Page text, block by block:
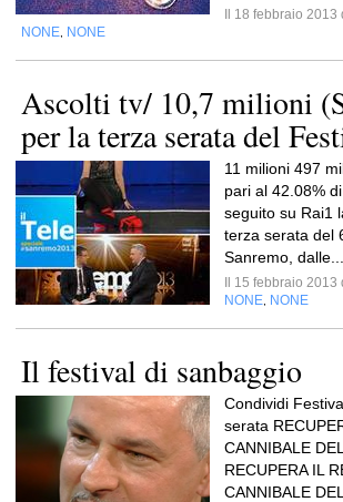
Il 18 febbraio 2013
NONE NONE
Ascolti tv/ 10,7 milioni
per la terza serata del
11 milioni 497
pari al 42.08%
seguito su Rai1
terza serata del
Sanremo, dalle...
Il 15 febbraio 2013
NONE NONE
Il festival di sanbaggio
Condividi
serata
CANNIBALE
RECUPERA IL
CANNIBALE